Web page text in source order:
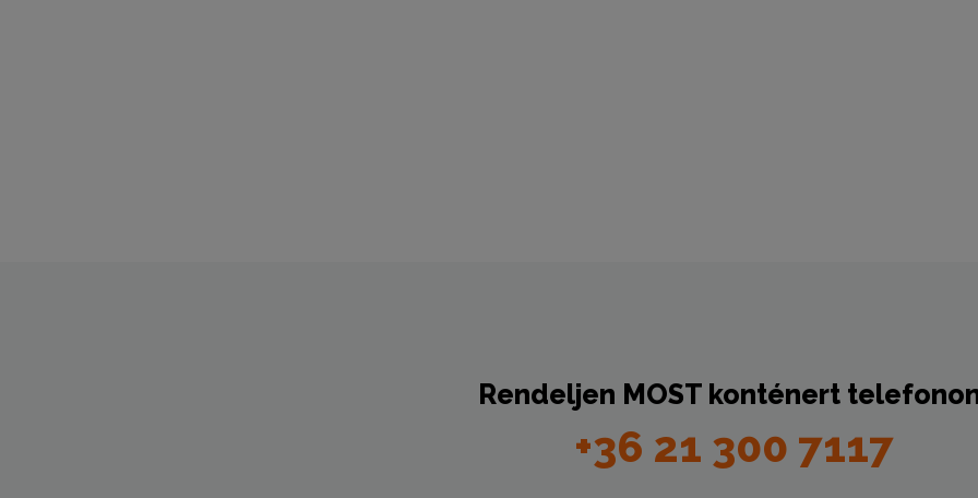
Rendeljen MOST konténert
+36 21 300 7117